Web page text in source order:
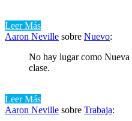
Leer Más
Aaron Neville sobre Nuevo:
No hay lugar como Nueva
clase.
Leer Más
Aaron Neville sobre Trabaja: